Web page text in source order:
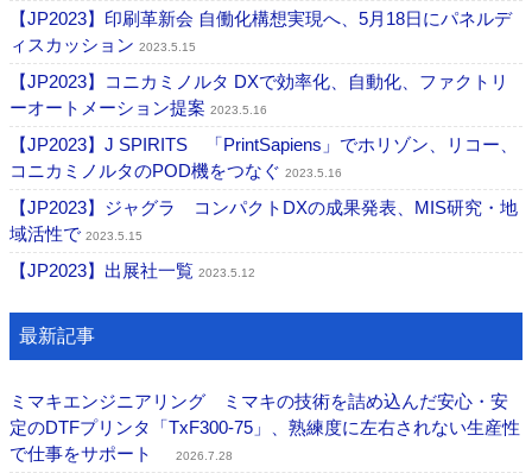
【JP2023】印刷革新会 自働化構想実現へ、5月18日にパネルデ
ィスカッション 2023.5.15
【JP2023】コニカミノルタ DXで効率化、自動化、ファクトリ
ーオートメーション提案 2023.5.16
【JP2023】J SPIRITS 「PrintSapiens」でホリゾン、リコー、
コニカミノルタのPOD機をつなぐ 2023.5.16
【JP2023】ジャグラ コンパクトDXの成果発表、MIS研究・地
域活性で 2023.5.15
【JP2023】出展社一覧 2023.5.12
最新記事
ミマキエンジニアリング ミマキの技術を詰め込んだ安心・安
定のDTFプリンタ「TxF300-75」、熟練度に左右されない生産性
で仕事をサポート
2026.7.28